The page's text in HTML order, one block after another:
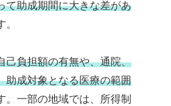
て助成期間に大きな差があ
己負担額の有無や、通院、
助成対象となる医療の範囲
。一部の地域では、所得制